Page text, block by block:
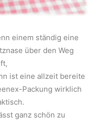
einem ständig eine
über den Weg
ist eine allzeit bereite
Packung wirklich
ganz schön zu